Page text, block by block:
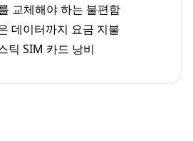
교체해야 하는 불편함
데이터까지 요금 지불
틱 SIM 카드 낭비